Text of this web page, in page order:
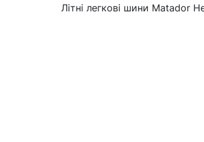
Літні легкові шини Matador